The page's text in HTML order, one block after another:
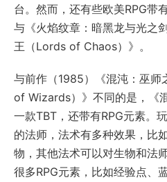
台。然而，还有些欧美RPG带
与《火焰纹章：暗黑龙与光之
王（Lords of Chaos）》。
与前作（1985）《混沌：巫
of Wizards）》不同的是，《
一款TBT，还带有RPG元素。
的法师，法术有多种效果，比
物，其他法术可以对生物和法
很多RPG元素，比如经验点、